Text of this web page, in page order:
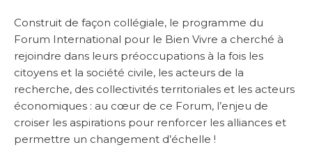
Construit de façon collégiale, le programme du
Forum International pour le Bien Vivre a cherché à
rejoindre dans leurs préoccupations à la fois les
citoyens et la société civile, les acteurs de la
recherche, des collectivités territoriales et les acteurs
économiques : au cœur de ce Forum, l’enjeu de
croiser les aspirations pour renforcer les alliances et
permettre un changement d’échelle !